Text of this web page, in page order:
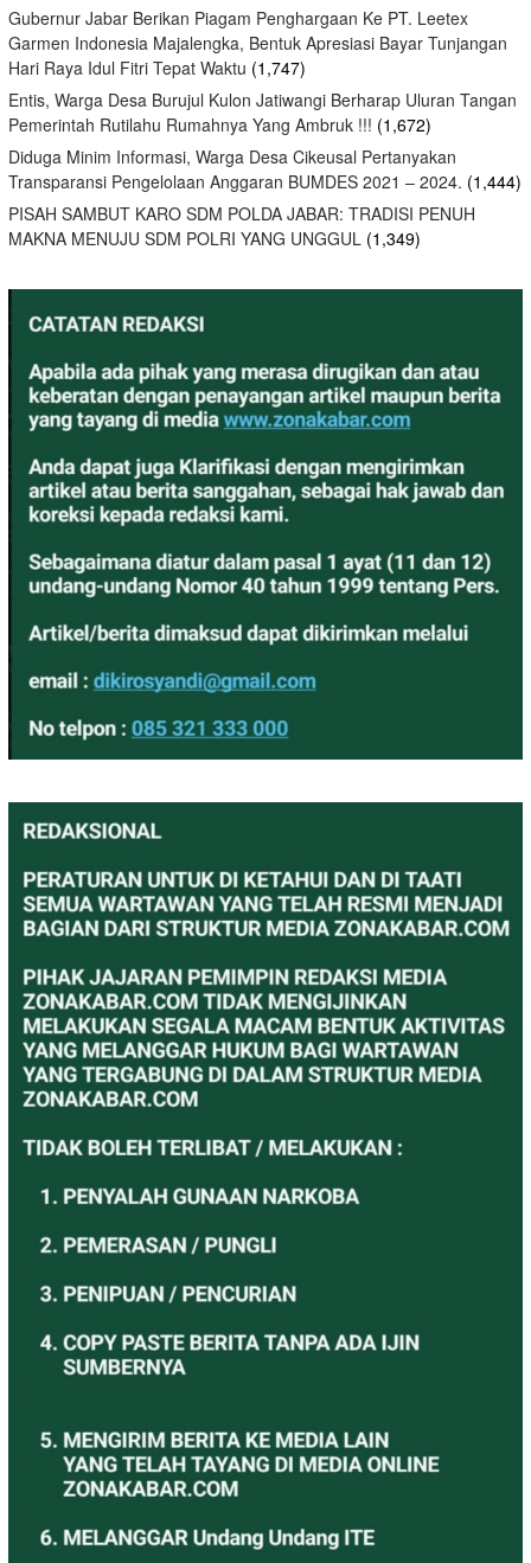
Gubernur Jabar Berikan Piagam Penghargaan Ke PT. Leetex
Garmen Indonesia Majalengka, Bentuk Apresiasi Bayar Tunjangan
Hari Raya Idul Fitri Tepat Waktu (1,747)
Entis, Warga Desa Burujul Kulon Jatiwangi Berharap Uluran Tangan
Pemerintah Rutilahu Rumahnya Yang Ambruk !!! (1,672)
Diduga Minim Informasi, Warga Desa Cikeusal Pertanyakan
Transparansi Pengelolaan Anggaran BUMDES 2021 – 2024. (1,444)
PISAH SAMBUT KARO SDM POLDA JABAR: TRADISI PENUH
MAKNA MENUJU SDM POLRI YANG UNGGUL (1,349)